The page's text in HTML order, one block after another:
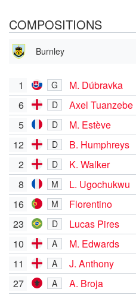
COMPOSITIONS
Burnley
1 G
M. Dúbravka
6
D Axel Tuanzebe
5 D
M. Estève
12
D
B. Humphreys
2
D
K. Walker
8
M
L. Ugochukwu
16
M Florentino
23 D
Lucas Pires
10
A M. Edwards
11 A
J. Anthony
27
A A. Broja